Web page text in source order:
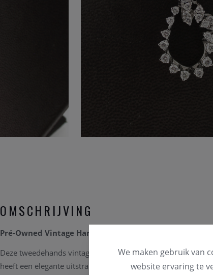
OMSCHRIJVING
Pré-Owned Vintage Hanger in 18 Karaat Witgoud met
Deze tweedehands vintage hanger is vervaardigd uit 18
heeft een elegante uitstraling en verkeert in een
We maken gebruik van
website ervaring te